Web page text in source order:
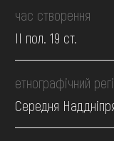
час створення
II пол. 19 ст.
етнографічний
Середня